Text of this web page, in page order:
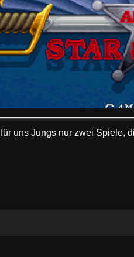
uns Jungs nur zwei Spiele,